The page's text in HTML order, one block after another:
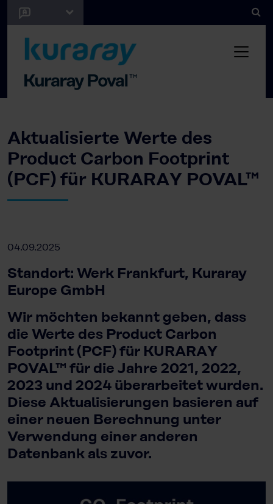
Aktualisierte Werte des
Product Carbon Footprint
(PCF) für KURARAY POVAL™
04.09.2025
Standort: Werk Frankfurt, Kuraray
Europe GmbH
Wir möchten bekannt geben, dass
die Werte des Product Carbon
Footprint (PCF) für KURARAY
POVAL™ für die Jahre 2021, 2022,
2023 und 2024 überarbeitet wurden.
Diese Aktualisierungen basieren auf
einer neuen Berechnung unter
Verwendung einer anderen
Datenbank als zuvor.